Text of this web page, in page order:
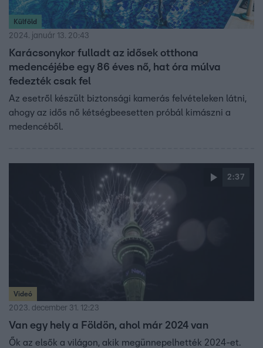
Külföld
2024. január 13. 20:43
Karácsonykor fulladt az idősek otthona
medencéjébe egy 86 éves nő, hat óra múlva
fedezték csak fel
Az esetről készült biztonsági kamerás felvételeken látni,
ahogy az idős nő kétségbeesetten próbál kimászni a
medencéből.
2:37
Videó
2023. december 31. 12:23
Van egy hely a Földön, ahol már 2024 van
Ők az elsők a világon, akik megünnepelhették 2024-et.